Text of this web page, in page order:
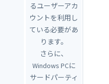
るユーザーアカ
ウントを利用し
ている必要があ
ります。
さらに、
Windows PCに
サードパーティ